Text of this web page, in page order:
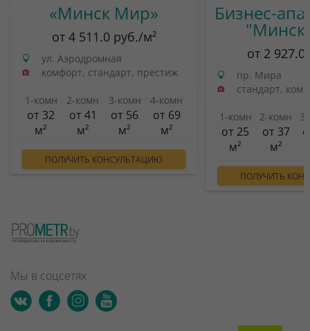
«Минск Мир»
от 4 511.0 руб./м²
ул. Аэродромная
комфорт, стандарт, престиж
1-комн
от 32
м²
2-комн
от 41
м²
3-комн
от 56
м²
4-комн
от 69
м²
ПОЛУЧИТЬ КОНСУЛЬТАЦИЮ
Бизнес-
от 2
пр. Мира
стандарт,
1-комн
от 25
м²
2-комн
от 37
м²
ПОЛУЧИТЬ
Мы в соцсетях